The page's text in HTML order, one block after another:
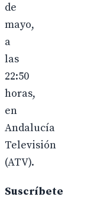
de
mayo,
a
las
22:50
horas,
en
Andalucía
Televisión
(ATV).
Suscríbete